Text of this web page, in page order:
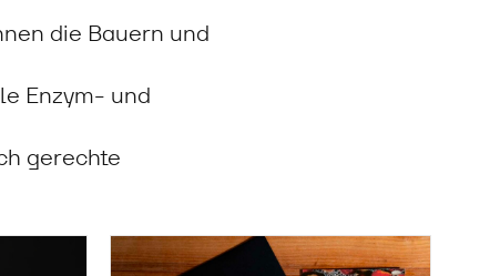
die Bauern und
Enzym- und
gerechte